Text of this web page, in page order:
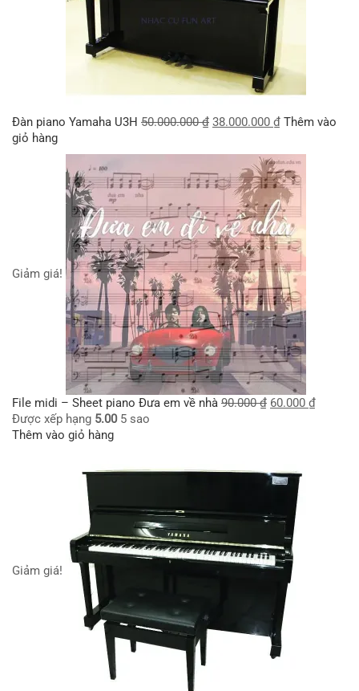
Đàn piano Yamaha U3H 50.000.000₫ 38.000.000 ₫ Thêm vào
giỏ hàng
Giảm giá!
File midi – Sheet piano Đưa em về nhà 90.000₫ 60.000 ₫
Được xếp hạng 5.005 sao
Thêm vào giỏ hàng
Giảm giá!